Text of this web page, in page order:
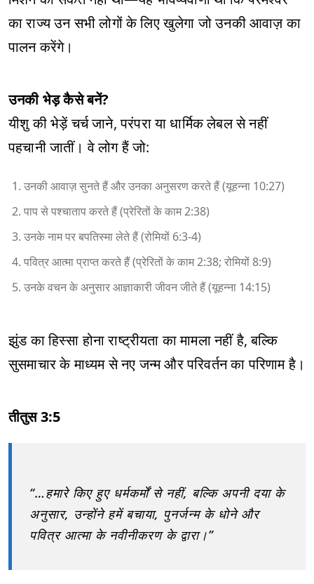
का राज्य उन सभी लोगों के लिए खुलेगा जो उनकी आवाज़ का
पालन करेंगे।
उनकी भेड़ कैसे बनें?
यीशु की भेड़ें चर्च जाने, परंपरा या धार्मिक लेबल से नहीं
पहचानी जातीं। वे लोग हैं जो:
उनकी आवाज़ सुनते हैं और उनका अनुसरण करते हैं (यूहन्ना 10:27)
पाप से पश्चाताप करते हैं (प्रेरितों के काम 2:38)
उनके नाम पर बपतिस्मा लेते हैं (रोमियों 6:3-4)
पवित्र आत्मा प्राप्त करते हैं (प्रेरितों के काम 2:38; रोमियों 8:9)
उनके वचन के अनुसार आज्ञाकारी जीवन जीते हैं (यूहन्ना 14:15)
झुंड का हिस्सा होना राष्ट्रीयता का मामला नहीं है, बल्कि
सुसमाचार के माध्यम से नए जन्म और परिवर्तन का परिणाम है।
तीतुस 3:5
“…हमारे किए हुए धर्मकर्मों से नहीं, बल्कि अपनी दया के
अनुसार, उन्होंने हमें बचाया, पुनर्जन्म के धोने और
पवित्र आत्मा के नवीनीकरण के द्वारा।”